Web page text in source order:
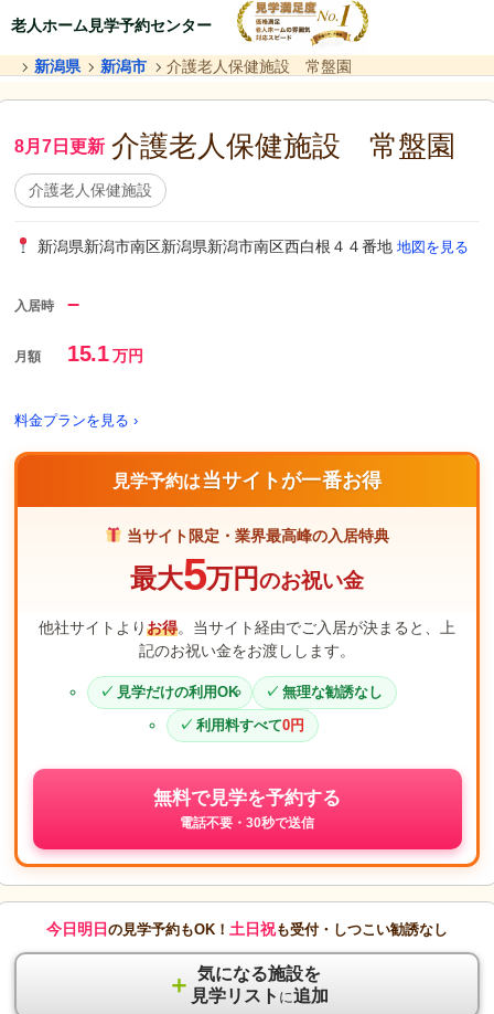
老人ホーム見学予約センター
新潟県 新潟市 介護老人保健施設 常盤園
8月7日更新 介護老人保健施設 常盤園
介護老人保健施設
新潟県新潟市南区新潟県新潟市南区西白根４４番地 地図を見る
入居時 –
月額 15.1万円
料金プランを見る ›
見学予約は当サイトが一番お得
当サイト限定・業界最高峰の入居特典
最大5万円のお祝い金
他社サイトよりお得。当サイト経由でご入居が決まると、上
記のお祝い金をお渡しします。
見学だけの利用OK
無理な勧誘なし
利用料すべて0円
無料で見学を予約する
電話不要・30秒で送信
今日明日 の見学予約もOK！ 土日祝も受付・しつこい勧誘なし
＋ 気になる施設を
見学リスト に追加